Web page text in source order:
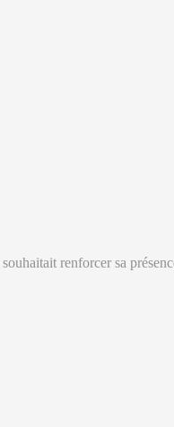
renforcer sa